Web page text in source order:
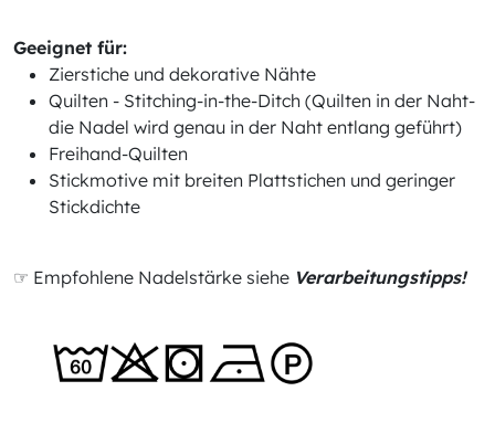
Geeignet für:
Zierstiche und dekorative Nähte
Quilten - Stitching-in-the-Ditch (Quilten in der Naht-
die Nadel wird genau in der Naht entlang geführt)
Freihand-Quilten
Stickmotive mit breiten Plattstichen und geringer
Stickdichte
☞ Empfohlene Nadelstärke siehe Verarbeitungstipps!